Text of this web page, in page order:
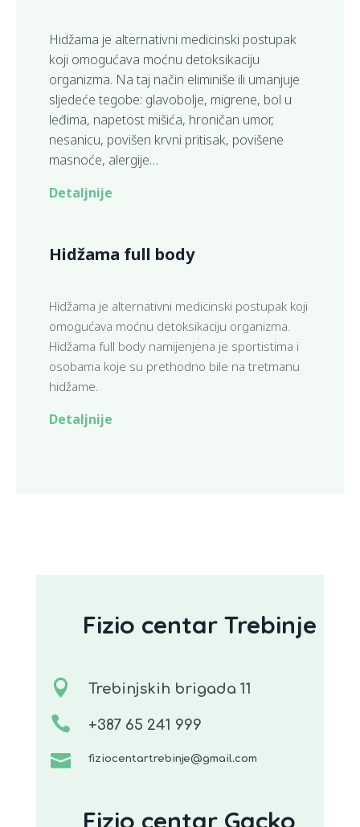
Hidžama je alternativni medicinski postupak
koji omogućava moćnu detoksikaciju
organizma. Na taj način eliminiše ili umanjuje
sljedeće tegobe: glavobolje, migrene, bol u
leđima, napetost mišića, hroničan umor,
nesanicu, povišen krvni pritisak, povišene
masnoće, alergije…
Detaljnije
Hidžama full body
Hidžama je alternativni medicinski postupak koji
omogućava moćnu detoksikaciju organizma.
Hidžama full body namijenjena je sportistima i
osobama koje su prethodno bile na tretmanu
hidžame.
Detaljnije
Fizio centar Trebinje
 Trebinjskih brigada 11
 +387 65 241 999
 fiziocentartrebinje@gmail.com
Fizio centar Gacko